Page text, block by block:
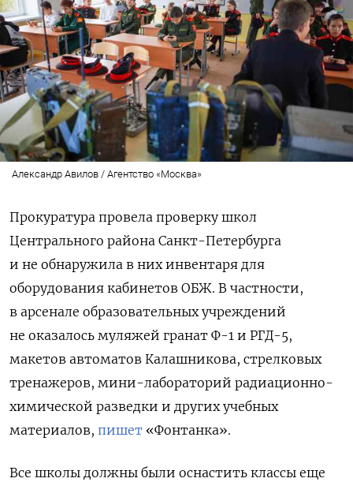
Александр Авилов / Агентство «Москва»
Прокуратура провела проверку школ
Центрального района Санкт-Петербурга
и не обнаружила в них инвентаря для
оборудования кабинетов ОБЖ. В частности,
в арсенале образовательных учреждений
не оказалось муляжей гранат Ф-1 и РГД-5,
макетов автоматов Калашникова, стрелковых
тренажеров, мини-лабораторий радиационно-
химической разведки и других учебных
материалов, пишет «Фонтанка».
Все школы должны были оснастить классы еще